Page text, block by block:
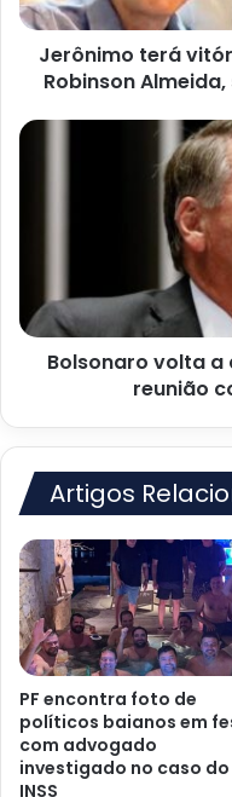
pesquisa
Jerônimo terá
Robinson
Bolsonaro
TSE
em
reunião
Bolsonaro volta a
reunião
Artigos
PF encontra foto de
políticos baianos em
com advogado
investigado no caso do
INSS